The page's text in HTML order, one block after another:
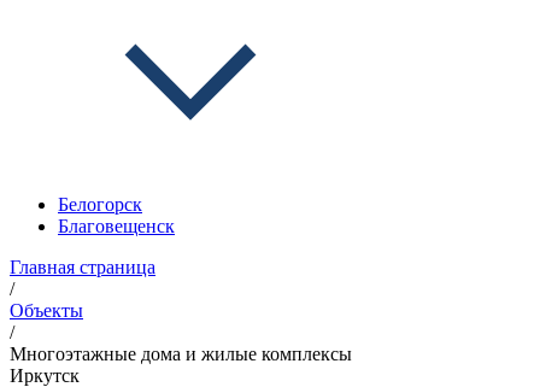
Белогорск
Благовещенск
Главная страница
/
Объекты
/
Многоэтажные дома и жилые комплексы
Иркутск